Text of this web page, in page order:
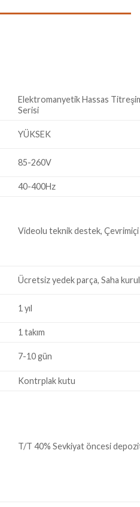
Elektromanyetik Hassas
Serisi
YÜKSEK
85-260V
40-400Hz
Videolu teknik destek,
Ücretsiz yedek parça, Saha
1 yıl
1 takım
7-10 gün
Kontrplak kutu
T/T 40% Sevkiyat öncesi